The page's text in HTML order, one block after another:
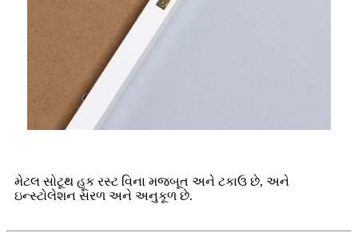
મેટલ સોટૂથ હૂક રસ્ટ વિના મજબૂત અને ટકાઉ છે, અને
ઇન્સ્ટોલેશન સરળ અને અનુકૂળ છે.